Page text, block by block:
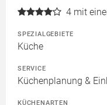
4 mit
SPEZIALGEBIETE
Küche
SERVICE
Küchenplanung &
KÜCHENARTEN